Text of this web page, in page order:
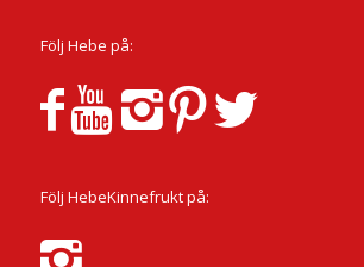
Följ Hebe på:
Följ HebeKinnefrukt på: